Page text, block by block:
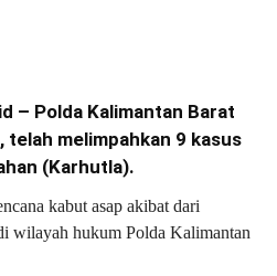
– Polda Kalimantan Barat
telah melimpahkan 9 kasus
(Karhutla).
kabut asap akibat dari
wilayah hukum Polda Kalimantan